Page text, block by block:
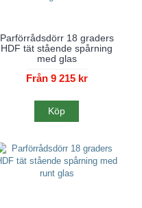
Parförrådsdörr 18 graders
HDF tät stående spårning
med glas
Från 9 215 kr
Köp